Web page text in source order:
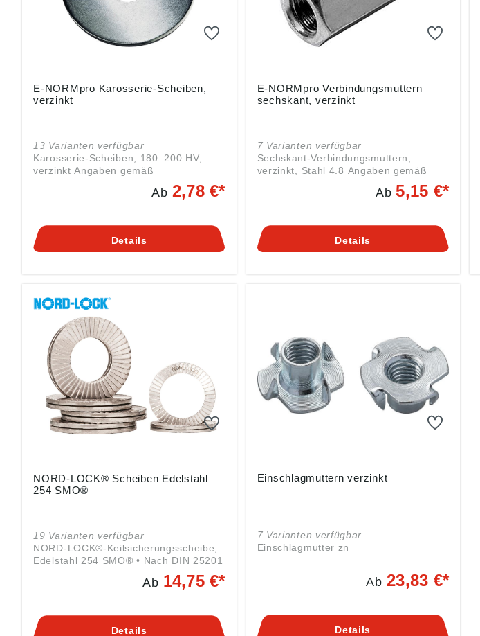
E-NORMpro Karosserie-Scheiben,
verzinkt
13 Varianten verfügbar
Karosserie-Scheiben, 180–200 HV,
verzinkt Angaben gemäß
Produktsicherheitsverordnung ((EU)
2023/998): Einkaufsbüro Deutscher
webkontakt@ede.de
Ab 2,78 €*
Details
E-NORMpro Verbindungsmuttern
sechskant, verzinkt
7 Varianten verfügbar
Sechskant-Verbindungsmuttern,
verzinkt, Stahl 4.8 Angaben gemäß
Produktsicherheitsverordnung ((EU)
2023/998): Einkaufsbüro Deutscher
webkontakt@ede.de
Ab5,15 €*
Details
NORD-LOCK® Scheiben Edelstahl
254 SMO®
19 Varianten verfügbar
NORD-LOCK®-Keilsicherungsscheibe,
Edelstahl 254 SMO® • Nach DIN 25201
• EN 1.4547 oder gleichwertig,
Korrosionsbeständigkeit als die
Ab 14,75 €*
Details
Einschlagmuttern verzinkt
7 Varianten verfügbar
Einschlagmutter zn
Ab23,83 €*
Details